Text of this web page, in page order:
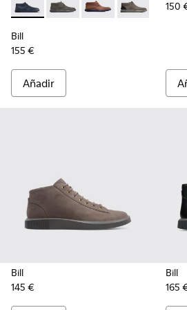
Bill - K300235-019 - Botín de
Bill - K300235-017 - Botín
Bill - K300235-008 -
Bill -
Bill
155 €
Añadir
150
Bill
145 €
Bill
165